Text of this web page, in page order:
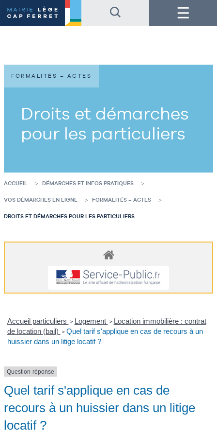
au
contenu
de
au
pied
de
Menu
Droits et démarches
pour les particuliers
FORMALITÉS – ACTES
ACCUEIL DÉMARCHES ET INFOS PRATIQUES
VOS DÉMARCHES EN LIGNE FORMALITÉS – ACTES
DROITS ET DÉMARCHES POUR LES PARTICULIERS
Accueil particuliers > Logement > Location immobilière : contrat
de location (bail) > Quel tarif s'applique en cas de recours à un
huissier dans un litige locatif ?
Question-réponse
Quel tarif s'applique en cas de
recours à un huissier dans un litige
locatif ?